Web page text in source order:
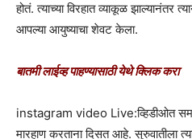
होतं. त्याच्या विरहात व्याकूळ झाल्यानंतर
आपल्या आयुष्याचा शेवट केला.
बातमी लाईव्ह पाहण्यासाठी येथे क्लिक करा
instagram video Live:व्हिडीओत
मारहाण करताना दिसत आहे. सुरुवातीला